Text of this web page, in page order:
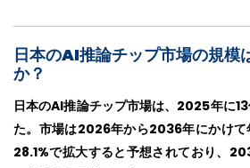
日本のAI推論チップ市場の規模
か？
日本のAI推論チップ市場は、2025年に
た。市場は2026年から2036年にかけて
28.1%で拡大すると予想されており、